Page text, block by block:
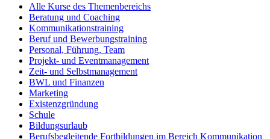
Alle Kurse des Themenbereichs
Beratung und Coaching
Kommunikationstraining
Beruf und Bewerbungstraining
Personal, Führung, Team
Projekt- und Eventmanagement
Zeit- und Selbstmanagement
BWL und Finanzen
Marketing
Existenzgründung
Schule
Bildungsurlaub
Berufsbegleitende Fortbildungen im Bereich Kommunikation